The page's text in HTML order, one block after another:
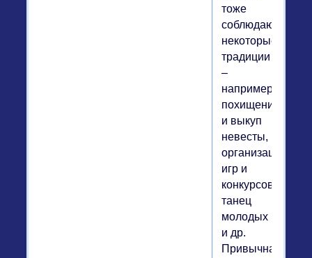
тоже
соблюдаются
некоторые
традиции
–
например,
похищение
и выкуп
невесты,
организация
игр и
конкурсов,
танец
молодых
и др.
Привычная